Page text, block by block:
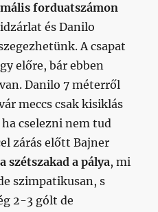
forduatszámon
és Danilo
A csapat
előre, bár ebben
Danilo 7 méterről
meccs csak kisiklás
cselezni nem tud
zárás előtt Bajner
szétszakad a pálya, mi
szimpatikusan, s
2-3 gólt de